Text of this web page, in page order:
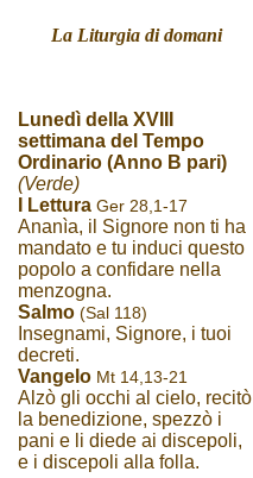
La Liturgia di domani
Lunedì della XVIII
settimana del Tempo
Ordinario (Anno B pari)
(Verde)
I Lettura Ger 28,1-17
Ananìa, il Signore non ti ha
mandato e tu induci questo
popolo a confidare nella
menzogna.
Salmo (Sal 118)
Insegnami, Signore, i tuoi
decreti.
Vangelo Mt 14,13-21
Alzò gli occhi al cielo, recitò
la benedizione, spezzò i
pani e li diede ai discepoli,
e i discepoli alla folla.